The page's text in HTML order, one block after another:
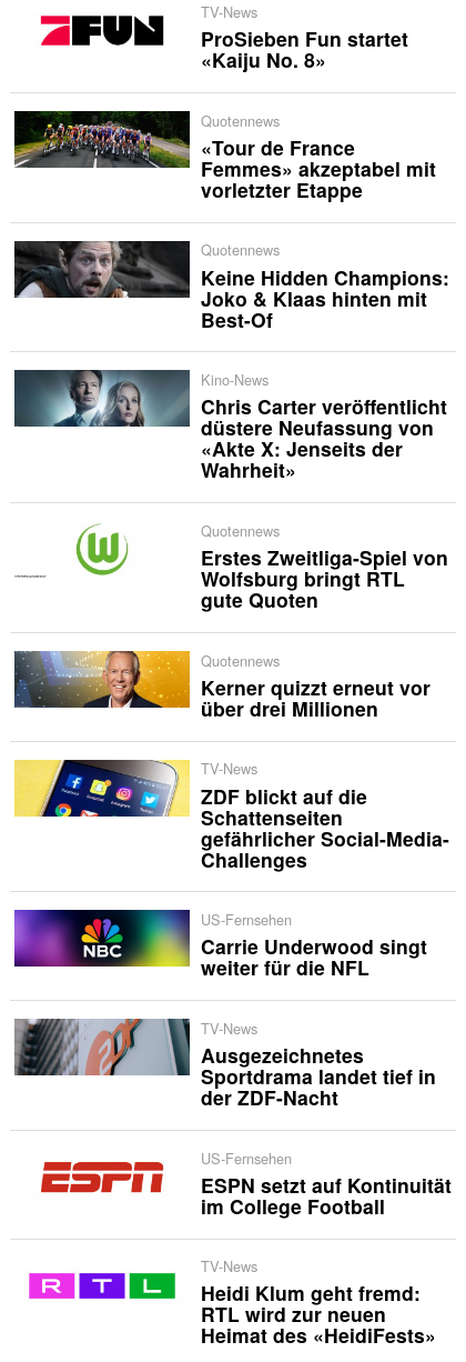
TV-News
ProSieben Fun startet
«Kaiju No. 8»
Quotennews
«Tour de France
Femmes» akzeptabel mit
vorletzter Etappe
Quotennews
Keine Hidden Champions:
Joko & Klaas hinten mit
Best-Of
Kino-News
Chris Carter veröffentlicht
düstere Neufassung von
«Akte X: Jenseits der
Wahrheit»
Quotennews
Erstes Zweitliga-Spiel von
Wolfsburg bringt RTL
gute Quoten
Quotennews
Kerner quizzt erneut vor
über drei Millionen
TV-News
ZDF blickt auf die
Schattenseiten
gefährlicher Social-Media-
Challenges
US-Fernsehen
Carrie Underwood singt
weiter für die NFL
TV-News
Ausgezeichnetes
Sportdrama landet tief in
der ZDF-Nacht
US-Fernsehen
ESPN setzt auf Kontinuität
im College Football
TV-News
Heidi Klum geht fremd:
RTL wird zur neuen
Heimat des «HeidiFests»